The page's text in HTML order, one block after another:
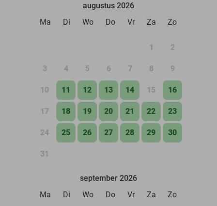
augustus 2026
Ma
Di Wo Do Vr Za Zo
1 2
3 4 5 6 7 8 9
10 11 12 13 14 15 16
17 18 19 20 21 22 23
24 25 26 27 28 29 30
31
september 2026
Ma
Di Wo Do Vr Za Zo